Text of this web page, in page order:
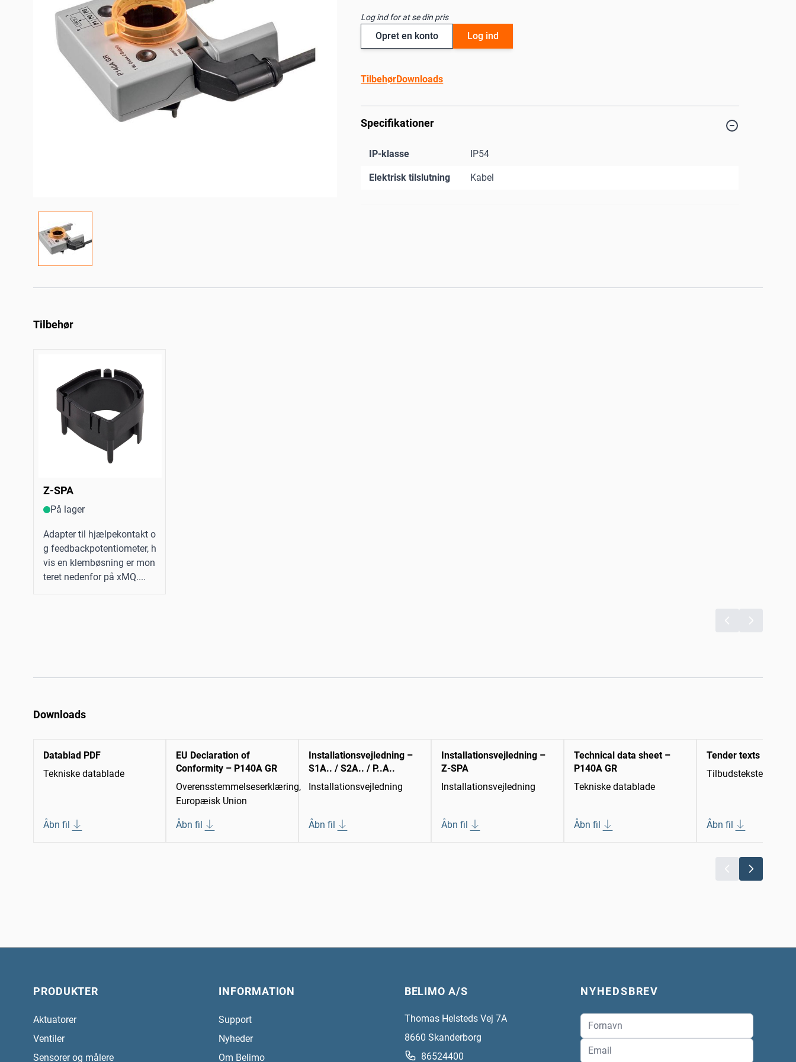
Log ind for at se din pris
Opret en konto Log ind
TilbehørDownloads
Specifikationer
IP-klasse IP54
Elektrisk tilslutning Kabel
Tilbehør
Z-SPA
På lager
Adapter til hjælpekontakt o
g feedbackpotentiometer, h
vis en klembøsning er mon
teret nedenfor på xMQ....
Downloads
Datablad PDF
Tekniske datablade
Åbn fil
EU Declaration of
Conformity – P140A GR
Overensstemmelseserklæring,
Europæisk Union
Åbn fil
Installationsvejledning –
S1A.. / S2A.. / P..A..
Installationsvejledning
Åbn fil
Installationsvejledning –
Z-SPA
Installationsvejledning
Åbn fil
Technical data sheet –
P140A GR
Tekniske datablade
Åbn fil
Tender texts
Tilbudstekster
Åbn fil
PRODUKTER
Aktuatorer
Ventiler
Sensorer og målere
INFORMATION
Support
Nyheder
Om Belimo
BELIMO A/S
Thomas Helsteds Vej 7A
8660 Skanderborg
86524400
NYHEDSBREV